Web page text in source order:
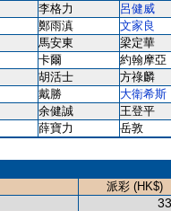
李格力 呂健威
鄭雨滇 文家良
馬安東 梁定華
卡爾 約翰摩亞
胡活士 方祿麟
戴勝 大衛希斯
余健誠 王登平
薛寶力
岳敦
派彩 (HK$)